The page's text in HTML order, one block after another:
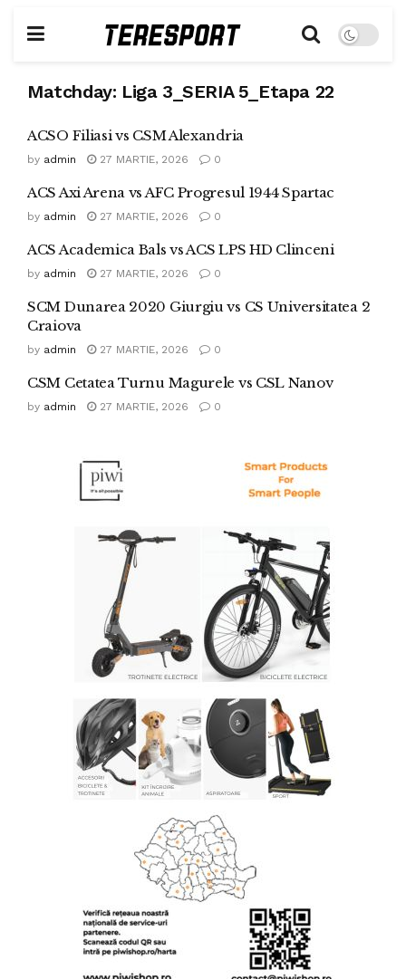
Matchday: Liga 3_SERIA 5_Etapa 22
ACSO Filiasi vs CSM Alexandria
by admin 27 MARTIE, 2026 0
ACS Axi Arena vs AFC Progresul 1944 Spartac
by admin 27 MARTIE, 2026 0
ACS Academica Bals vs ACS LPS HD Clinceni
by admin 27 MARTIE, 2026 0
SCM Dunarea 2020 Giurgiu vs CS Universitatea 2
Craiova
by admin 27 MARTIE, 2026 0
CSM Cetatea Turnu Magurele vs CSL Nanov
by admin 27 MARTIE, 2026 0